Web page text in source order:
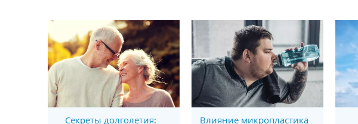
Секреты долголетия: Влияние микропластика